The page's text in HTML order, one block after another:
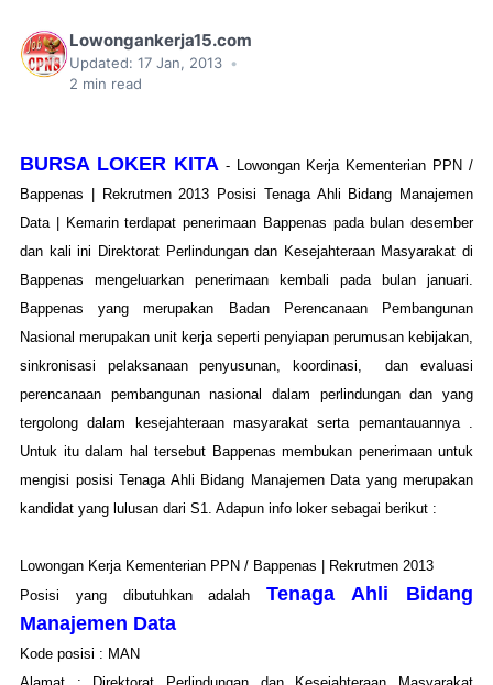
Lowongankerja15.com
Updated: 17 Jan, 2013 •
2 min read
BURSA LOKER KITA- Lowongan Kerja Kementerian PPN /
Bappenas | Rekrutmen 2013 Posisi Tenaga Ahli Bidang Manajemen
Data | Kemarin terdapat penerimaan Bappenas pada bulan desember
dan kali ini Direktorat Perlindungan dan Kesejahteraan Masyarakat di
Bappenas mengeluarkan penerimaan kembali pada bulan januari.
Bappenas yangmerupakan Badan Perencanaan Pembangunan
Nasional merupakan unit kerja seperti penyiapan perumusan kebijakan,
sinkronisasi pelaksanaan penyusunan, koordinasi, dan evaluasi
perencanaan pembangunan nasional dalam perlindungan dan yang
tergolong dalam kesejahteraan masyarakat serta pemantauannya .
Untuk itu dalam hal tersebut Bappenas membukan penerimaan untuk
mengisi posisi Tenaga Ahli Bidang Manajemen Data yang merupakan
kandidat yang lulusan dari S1. Adapun info loker sebagai berikut :
Lowongan Kerja Kementerian PPN / Bappenas | Rekrutmen 2013
Posisi yang dibutuhkan adalah Tenaga Ahli Bidang
Manajemen Data
Kode posisi : MAN